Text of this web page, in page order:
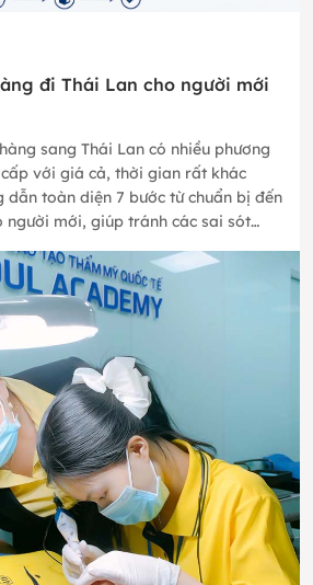
đi Thái Lan cho người mới
sang Thái Lan có nhiều phương
với giá cả, thời gian rất khác
dẫn toàn diện 7 bước từ chuẩn bị đến
người mới, giúp tránh các sai sót